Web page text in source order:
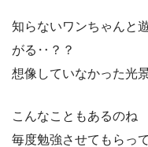
知らないワンちゃんと
がる‥？？
想像していなかった光
こんなこともあるのね
毎度勉強させてもらっ